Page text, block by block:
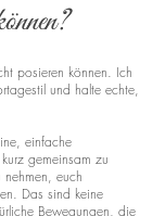
posieren können. Ich
und halte echte,
einfache
gemeinsam zu
euch
Das sind keine
Bewegungen, die